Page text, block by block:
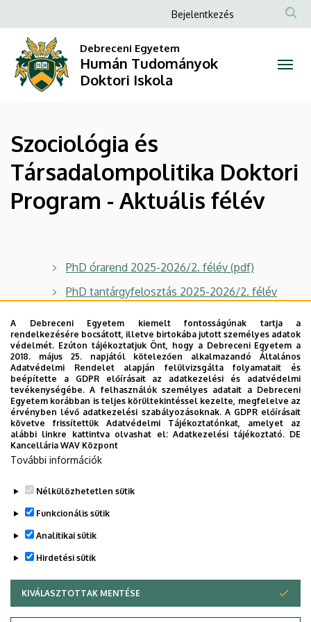
és
Társadalompolitika
Doktori
Program
Aktuális
félév
Humán
Tudományok
Doktori
Iskola
a
tartalomra
Anonim
fiók
menüje
Bejelentkezés
Debreceni Egyetem
Humán Tudományok
Doktori Iskola
Szociológia és
Társadalompolitika Doktori
Program - Aktuális félév
PhD órarend 2025-2026/2. félév (pdf)
PhD tantárgyfelosztás 2025-2026/2. félév
PhD nullkredites 2025-2026/2. félév.(pdf)
Szociológia minor
Tájékoztató a minor kurzusok teljesítéséhez
Legutóbbi frissítés: 2026. 03. 02. 12:28
A Debreceni Egyetem kiemelt fontosságúnak tartja a
rendelkezésére bocsátott, illetve birtokába jutott személyes adatok
védelmét. Ezúton tájékoztatjuk Önt, hogy a Debreceni Egyetem a
2018. május 25. napjától kötelezően alkalmazandó Általános
Adatvédelmi Rendelet alapján felülvizsgálta folyamatait és
beépítette a GDPR előírásait az adatkezelési és adatvédelmi
tevékenységébe. A felhasználók személyes adatait a Debreceni
Egyetem korábban is teljes körültekintéssel kezelte, megfelelve az
érvényben lévő adatkezelési szabályozásoknak. A GDPR előírásait
követve frissítettük Adatvédelmi Tájékoztatónkat, amelyet az
alábbi linkre kattintva olvashat el:Adatkezelési tájékoztató. DE
Kancellária WAV Központ
További információk
Nélkülözhetetlen sütik
Funkcionális sütik
Analitikai sütik
Hirdetési sütik
KIVÁLASZTOTTAK MENTÉSE
WITHDRAW CONSENT